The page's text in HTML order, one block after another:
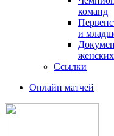
команд
и
Ссылки
Онлайн матчей